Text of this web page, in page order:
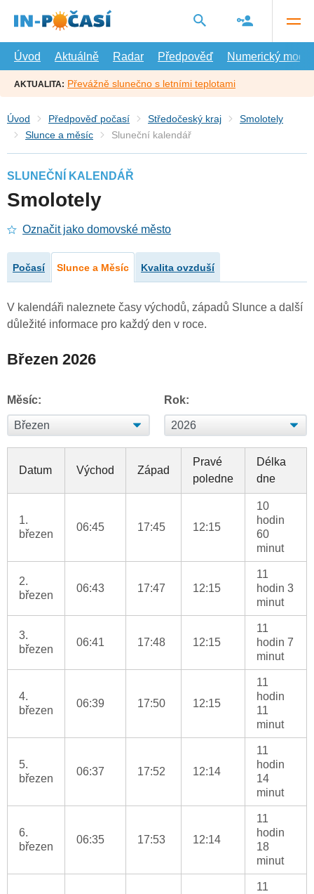
hlavní
Úvod
Aktuálně Radar Předpověď Numerický model
AKTUALITA: Převážně slunečno s letními teplotami
Úvod Předpověď počasí Středočeský kraj
Smolotely
Slunce a měsíc
Sluneční kalendář
SLUNEČNÍ KALENDÁŘ
Smolotely
Označit jako domovské město
Počasí Slunce a Měsíc Kvalita ovzduší
V kalendáři naleznete časy východů, západů Slunce a další
důležité informace pro každý den v roce.
Březen 2026
Měsíc: Rok:
Datum Východ Západ
Pravé
poledne
Délka
dne
1.
březen
06:45 17:45 12:15
10
hodin
60
minut
2.
březen
06:43 17:47 12:15
11
hodin 3
minut
3.
březen
06:41 17:48 12:15
11
hodin 7
minut
4.
březen
06:39 17:50 12:15
11
hodin
11
minut
5.
březen
06:37 17:52 12:14
11
hodin
14
minut
6.
březen
06:35 17:53 12:14
11
hodin
18
minut
11